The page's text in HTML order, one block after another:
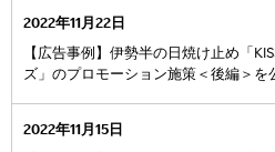
2022年11月22日
【広告事例】伊勢半の日焼け止め「
ズ」のプロモーション施策＜後編＞を
2022年11月15日